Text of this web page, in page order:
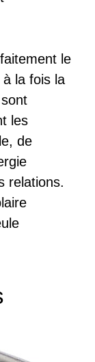
le
la fois la
les
de
relations.